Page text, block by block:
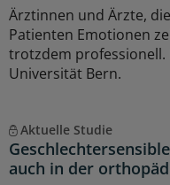
Ärztinnen und Ärzte,
Patienten Emotionen
trotzdem professionell.
Universität Bern.
Aktuelle Studie
auch in der